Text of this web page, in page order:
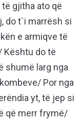
gjitha ato që
do t`i marrësh si
e armiqve të
Kështu do të
shumë larg nga
Por nga
yt, të jep si
që merr frymë/